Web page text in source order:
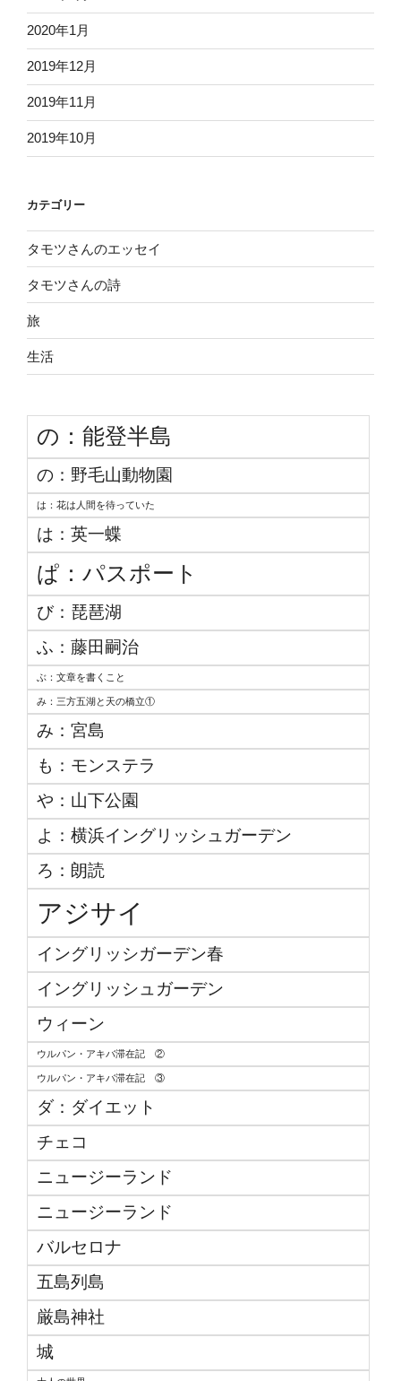
2020年1月
2019年12月
2019年11月
2019年10月
カテゴリー
タモツさんのエッセイ
タモツさんの詩
旅
生活
の：能登半島
の：野毛山動物園
は：花は人間を待っていた
は：英一蝶
ぱ：パスポート
び：琵琶湖
ふ：藤田嗣治
ぶ：文章を書くこと
み：三方五湖と天の橋立①
み：宮島
も：モンステラ
や：山下公園
よ：横浜イングリッシュガーデン
ろ：朗読
アジサイ
イングリッシガーデン春
イングリッシュガーデン
ウィーン
ウルパン・アキバ滞在記 ②
ウルパン・アキバ滞在記 ③
ダ：ダイエット
チェコ
ニュージーランド
ニュージーランド
バルセロナ
五島列島
厳島神社
城